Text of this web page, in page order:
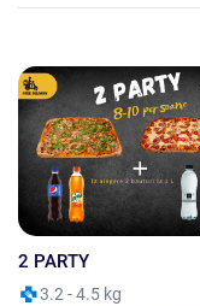
2 PARTY
3.2 - 4.5 kg